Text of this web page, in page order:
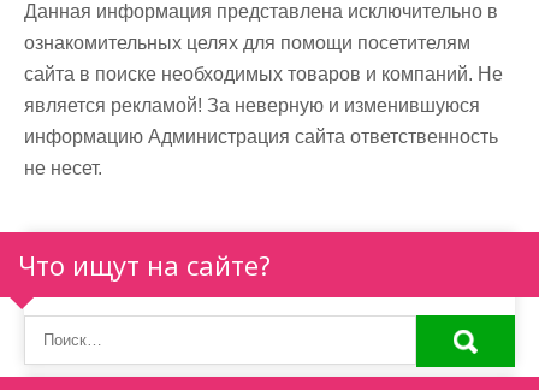
Данная информация представлена исключительно в
ознакомительных целях для помощи посетителям
сайта в поиске необходимых товаров и компаний. Не
является рекламой! За неверную и изменившуюся
информацию Администрация сайта ответственность
не несет.
Что ищут на сайте?